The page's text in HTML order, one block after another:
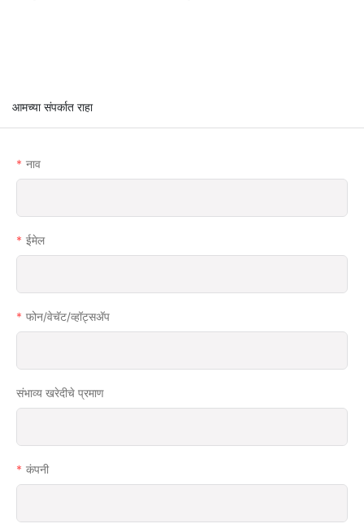
आमच्या संपर्कात राहा
नाव
ईमेल
फोन/वेचॅट/व्हॉट्सअ‍ॅप
संभाव्य खरेदीचे प्रमाण
कंपनी